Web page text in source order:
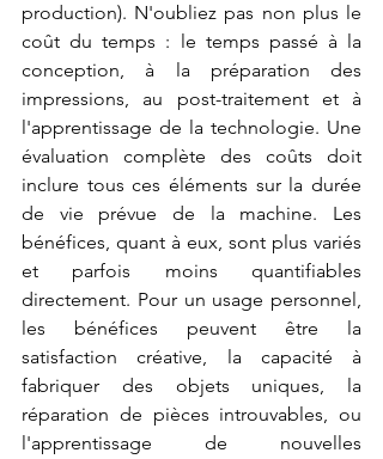
production). N'oubliez pas non plus le
coût du temps : le temps passé à la
conception, à la préparation des
impressions, au post-traitement et à
l'apprentissage de la technologie. Une
évaluation complète des coûts doit
inclure tous ces éléments sur la durée
de vie prévue de la machine. Les
bénéfices, quant à eux, sont plus variés
et parfois moins quantifiables
directement. Pour un usage personnel,
les bénéfices peuvent être la
satisfaction créative, la capacité à
fabriquer des objets uniques, la
réparation de pièces introuvables, ou
l'apprentissage de nouvelles